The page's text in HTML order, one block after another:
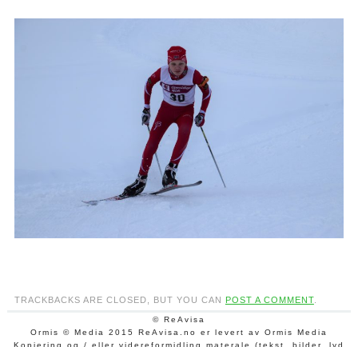
TRACKBACKS ARE CLOSED, BUT YOU CAN POST A COMMENT.
© ReAvisa
Ormis © Media 2015 ReAvisa.no er levert av Ormis Media
Kopiering og / eller videreformidling materale (tekst, bilder, lyd